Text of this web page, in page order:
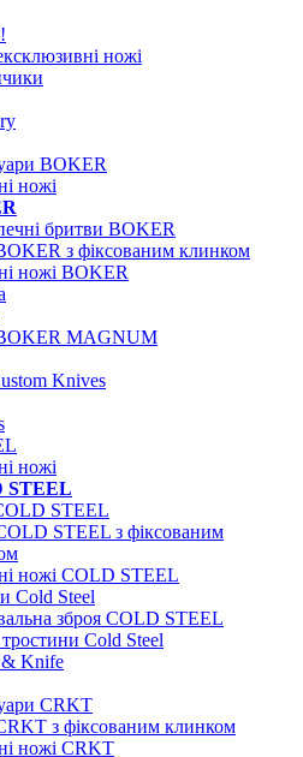
ножі
BOKER
ножі
бритви BOKER
з фіксованим клинком
ножі BOKER
MAGNUM
Knives
ножі
STEEL
STEEL
STEEL з фіксованим
ножі COLD STEEL
Cold Steel
зброя COLD STEEL
Cold Steel
& Knife
CRKT
з фіксованим клинком
ножі CRKT